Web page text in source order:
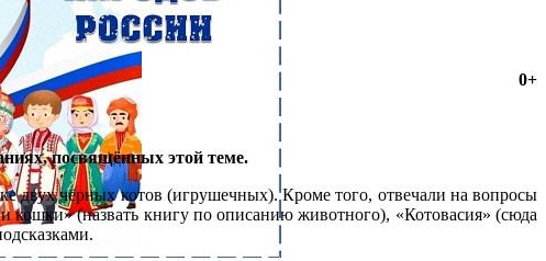
0+
посвящённых этой теме.
двух чёрных котов (игрушечных). Кроме того, отвечали на вопросы
кошки» (назвать книгу по описанию животного), «Котовасия» (сюда